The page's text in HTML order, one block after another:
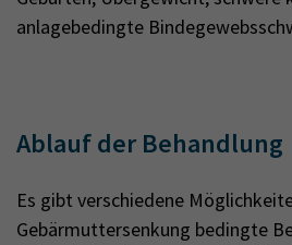
anlagebedingte
Ablauf der Behandlung
Es gibt verschiedene
Gebärmuttersenkung bedingte